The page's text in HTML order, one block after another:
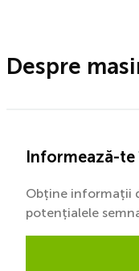
Despre
Informează-te
Obține informații
potențialele